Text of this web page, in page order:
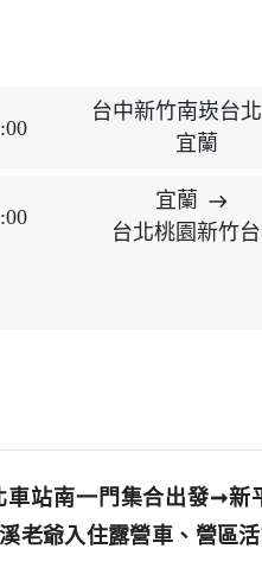
台中新竹南崁台北
宜蘭
宜蘭 east
台北桃園新竹
車站南一門集合出發➞
老爺入住露營車、營區